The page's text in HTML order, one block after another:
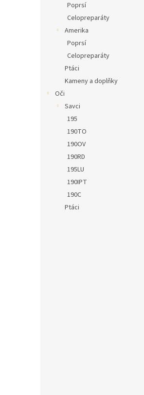
Poprsí
Celopreparáty
Amerika
Poprsí
Celopreparáty
Ptáci
Kameny a doplňky
Oči
Savci
195
190TO
190OV
190RD
195LU
190IPT
190C
Ptáci